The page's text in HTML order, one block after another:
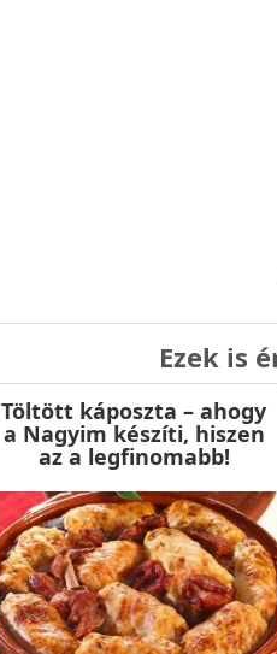
Ezek is
Töltött káposzta – ahogy
a Nagyim készíti, hiszen
az a legfinomabb!